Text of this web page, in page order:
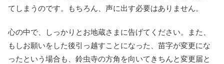
てしまうのです。もちろん、声に出す必要はありません。
心の中で、しっかりとお地蔵さまに告げてください。また、
もしお願いをした後引っ越すことになった、苗字が変更にな
ったという場合も、鈴虫寺の方角を向いてきちんと変更届と